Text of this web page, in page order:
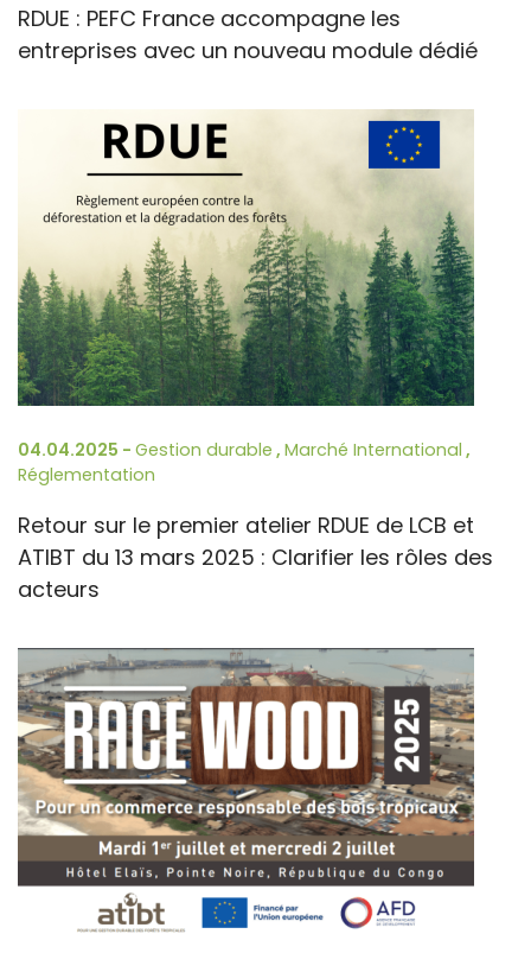
RDUE : PEFC France accompagne les
entreprises avec un nouveau module dédié
04.04.2025 - Gestion durable , Marché International ,
Réglementation
Retour sur le premier atelier RDUE de LCB et
ATIBT du 13 mars 2025 : Clarifier les rôles des
acteurs